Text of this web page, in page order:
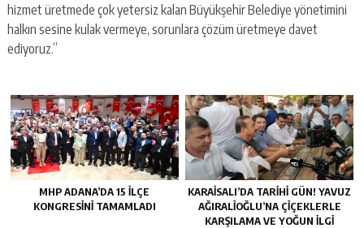
hizmet üretmede çok yetersiz kalan Büyükşehir Belediye yönetimini
halkın sesine kulak vermeye, sorunlara çözüm üretmeye davet
ediyoruz.”
MHP ADANA’DA 15 İLÇE
KONGRESINI TAMAMLADI
KARAISALI’DA TARIHI GÜN! YAVUZ
AĞIRALIOĞLU’NA ÇIÇEKLERLE
KARŞILAMA VE YOĞUN İLGI